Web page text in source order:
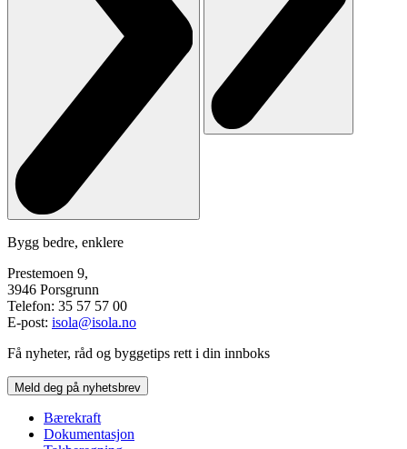
Bygg bedre, enklere
Prestemoen 9,
3946 Porsgrunn
Telefon: 35 57 57 00
E-post: isola@isola.no
Få nyheter, råd og byggetips rett i din innboks
Meld deg på nyhetsbrev
Bærekraft
Dokumentasjon